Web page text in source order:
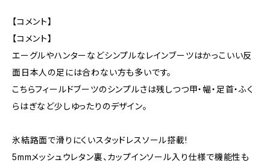
【コメント】
【コメント】
エーグルやハンターなどシンプルなレインブーツはかっこいい反
面日本人の足には合わない方も多いです。
こちらフィールドブーツのシンプルさは残しつつ甲・幅・足首・ふく
らはぎなど少しゆったりのデザイン。
氷結路面で滑りにくいスタッドレスソール搭載!
5mmメッシュウレタン裏、カップインソール入り仕様で機能性も